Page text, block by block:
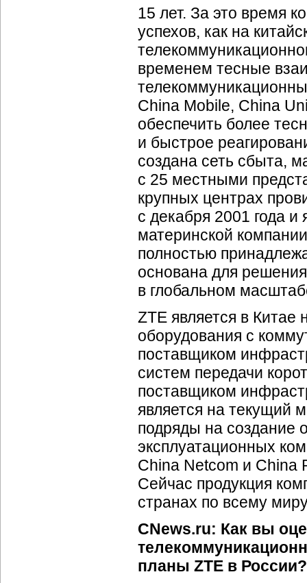
15 лет. За это время
успехов, как на
временем тесные
China Mobile, China
обеспечить более
и быстрое
создана сеть сбыта,
с 25 местными
крупных центрах
с декабря 2001 года
материнской
полностью
основана для
в глобальном
ZTE является в Китае
оборудования с
поставщиком
систем передачи
поставщиком
является на текущий
подряды на создание
эксплуатационных
China Netcom и China
Сейчас продукция
странах по всему
CNews.ru: Как вы
планы ZTE в России?